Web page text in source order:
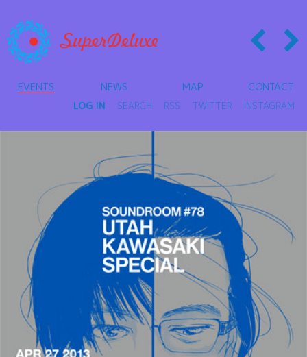
EVENTS NEWS MAP CONTACT
LOG IN SEARCH RSS TWITTER INSTAGRAM